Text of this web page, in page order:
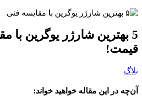
5 بهترین شارژر یوگرین با
قیمت!
بلاگ
آن‌چه در این مقاله خواهید خواند: